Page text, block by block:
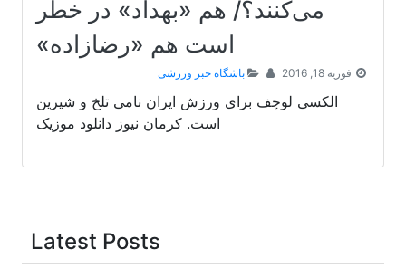
می‌کنند؟/ هم «بهداد» در خطر
است هم «رضازاده»
فوریه 18, 2016 باشگاه خبر ورزشی
الکسی لوچف برای ورزش ایران نامی تلخ و شیرین
است. کرمان نیوز دانلود موزیک
Latest Posts